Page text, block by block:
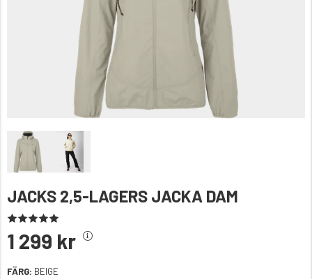
JACKS 2,5-LAGERS JACKA DAM
1 299 kr
FÄRG: BEIGE